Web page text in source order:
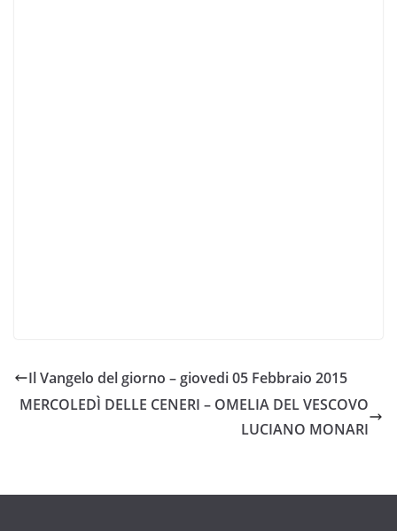
Il Vangelo del giorno – giovedi 05 Febbraio 2015
MERCOLEDÌ DELLE CENERI – OMELIA DEL VESCOVO
LUCIANO MONARI